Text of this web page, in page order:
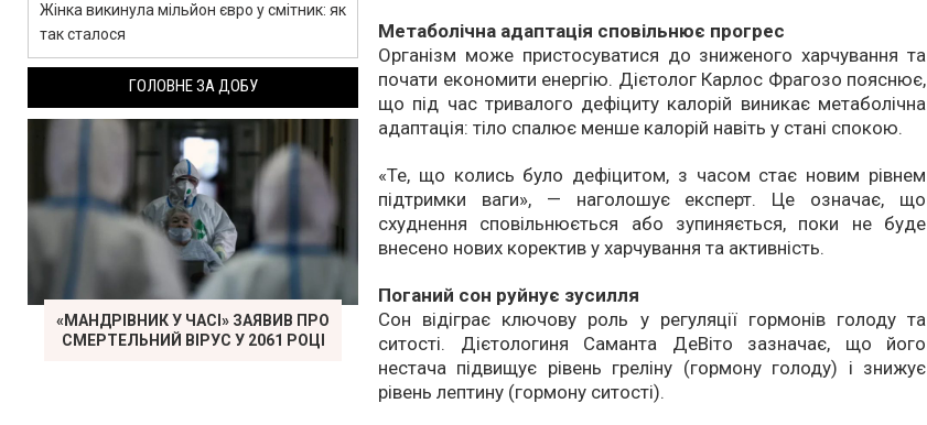
Метаболічна адаптація сповільнює прогрес
Організм може пристосуватися до зниженого харчування та
почати економити енергію. Дієтолог Карлос Фрагозо пояснює,
що під час тривалого дефіциту калорій виникає метаболічна
адаптація: тіло спалює менше калорій навіть у стані спокою.
«Те, що колись було дефіцитом, з часом стає новим рівнем
підтримки ваги», — наголошує експерт. Це означає, що
схуднення сповільнюється або зупиняється, поки не буде
внесено нових коректив у харчування та активність.
Поганий сон руйнує зусилля
Сон відіграє ключову роль у регуляції гормонів голоду та
ситості. Дієтологиня Саманта ДеВіто зазначає, що його
нестача підвищує рівень греліну (гормону голоду) і знижує
рівень лептину (гормону ситості).
Жінка викинула мільйон євро у смітник: як
так сталося
ГОЛОВНЕ ЗА ДОБУ
«МАНДРІВНИК У ЧАСІ» ЗАЯВИВ ПРО
СМЕРТЕЛЬНИЙ ВІРУС У 2061 РОЦІ